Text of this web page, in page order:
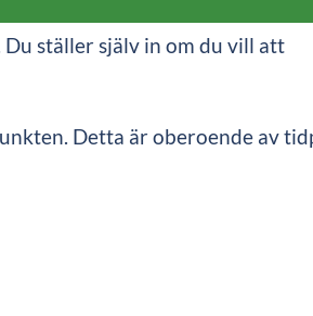
ställer själv in om du vill att
Detta är oberoende av